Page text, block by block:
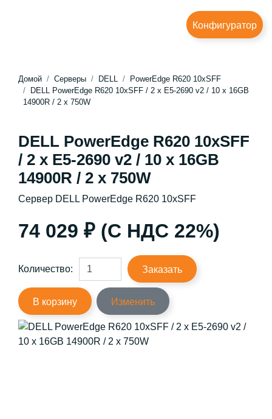
Конфигуратор
Домой Серверы DELL
PowerEdge R620 10xSFF
DELL PowerEdge R620 10xSFF / 2 x E5-2690 v2 / 10 x 16GB
14900R / 2 x 750W
DELL PowerEdge R620 10xSFF
/ 2 x E5-2690 v2 / 10 x 16GB
14900R / 2 x 750W
Сервер DELL PowerEdge R620 10xSFF
74 029 ₽ (С НДС 22%)
Количество: Заказать
В корзину Изменить